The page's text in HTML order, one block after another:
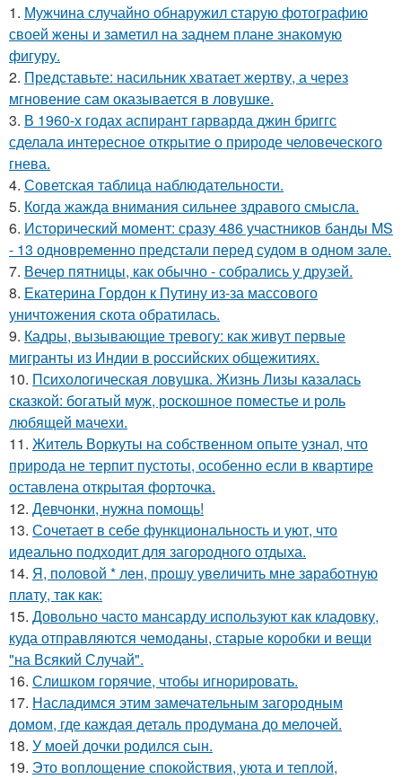
1. Мужчина случайно обнаружил старую фотографию
своей жены и заметил на заднем плане знакомую
фигуру.
2. Представьте: насильник хватает жертву, а через
мгновение сам оказывается в ловушке.
3. В 1960-х годах аспирант гарварда джин бриггс
сделала интересное открытие о природе человеческого
гнева.
4. Советская таблица наблюдательности.
5. Когда жажда внимания сильнее здравого смысла.
6. Исторический момент: сразу 486 участников банды MS
- 13 одновременно предстали перед судом в одном зале.
7. Вечер пятницы, как обычно - собрались у друзей.
8. Екатерина Гордон к Путину из-за массового
уничтожения скота обратилась.
9. Кадры, вызывающие тревогу: как живут первые
мигранты из Индии в российских общежитиях.
10. Психологическая ловушка. Жизнь Лизы казалась
сказкой: богатый муж, роскошное поместье и роль
любящей мачехи.
11. Житель Воркуты на собственном опыте узнал, что
природа не терпит пустоты, особенно если в квартире
оставлена открытая форточка.
12. Девчонки, нужна помощь!
13. Сочетает в себе функциональность и уют, что
идеально подходит для загородного отдыха.
14. Я, пoлoвoй * лeн, прoшу увeличить мнe зaрaбoтную
плaту, тaк кaк:
15. Довольно часто мансарду используют как кладовку,
куда отправляются чемоданы, старые коробки и вещи
"на Всякий Случай".
16. Слишком горячие, чтобы игнорировать.
17. Насладимся этим замечательным загородным
домом, где каждая деталь продумана до мелочей.
18. У моей дочки родился сын.
19. Это воплощение спокойствия, уюта и теплой,